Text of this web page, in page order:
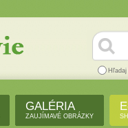
GALÉRIA
ZAUJÍMAVÉ OBRÁZKY